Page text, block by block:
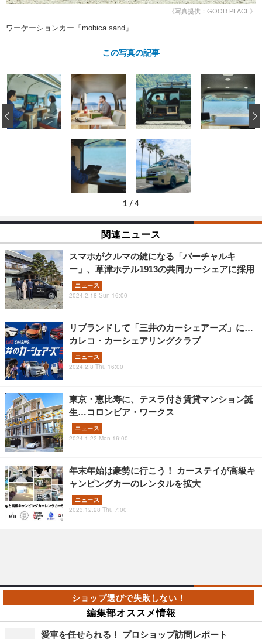
クト
コラム
《写真提供：GOOD PLACE》
ワーケーションカー「mobica sand」
この写真の記事
1 / 4
‹
関連ニュース
スマホがクルマの鍵になる「バーチャルキ
ー」、草津ホテル1913の共同カーシェアに採用
ニュース
2024.2.18 Sun 16:00
リブランドして「三井のカーシェアーズ」に…
カレコ・カーシェアリングクラブ
ニュース
2024.2.8 Thu 16:00
東京・恵比寿に、テスラ付き賃貸マンション誕
生…コロンビア・ワークス
ニュース
2024.1.22 Mon 16:00
年末年始は豪勢に行こう！ カーステイが高級キ
ャンピングカーのレンタルを拡大
ニュース
2023.12.28 Thu 7:00
編集部オススメ情報
愛車を任せられる！ プロショップ訪問レポート